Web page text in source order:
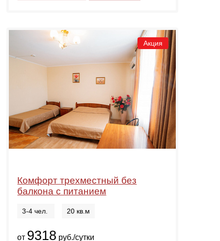
Акция
Комфорт трехместный без
балкона с питанием
3-4 чел. 20 кв.м
от 9318 руб./сутки